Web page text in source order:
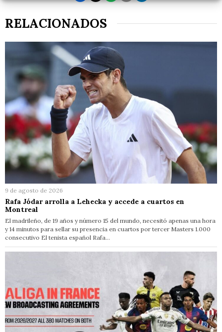
RELACIONADOS
9 de agosto de 2026
Rafa Jódar arrolla a Lehecka y accede a cuartos en
Montreal
El madrileño, de 19 años y número 15 del mundo, necesitó apenas una hora
y 14 minutos para sellar su presencia en cuartos por tercer Masters 1.000
consecutivo El tenista español Rafa…